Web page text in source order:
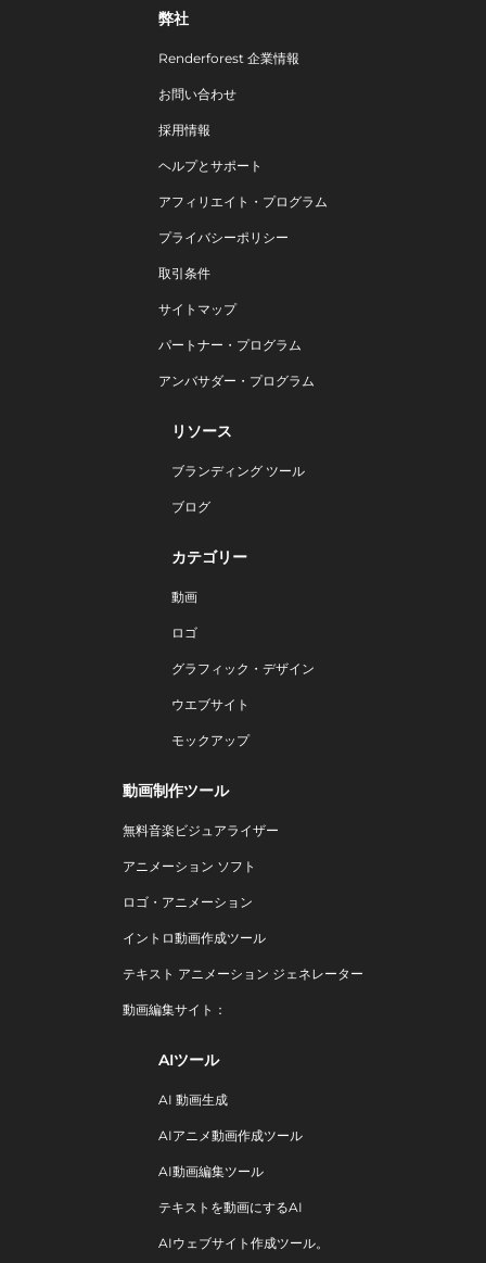
弊社
Renderforest 企業情報
お問い合わせ
採用情報
ヘルプとサポート
アフィリエイト・プログラム
プライバシーポリシー
取引条件
サイトマップ
パートナー・プログラム
アンバサダー・プログラム
リソース
ブランディング ツール
ブログ
カテゴリー
動画
ロゴ
グラフィック・デザイン
ウエブサイト
モックアップ
動画制作ツール
無料音楽ビジュアライザー
アニメーション ソフト
ロゴ・アニメーション
イントロ動画作成ツール
テキスト アニメーション ジェネレーター
動画編集サイト：
AIツール
AI 動画生成
AIアニメ動画作成ツール
AI動画編集ツール
テキストを動画にするAI
AIウェブサイト作成ツール。